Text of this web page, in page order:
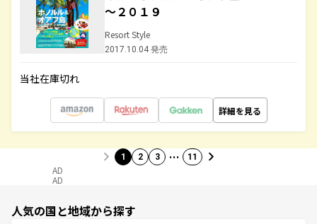
～２０１９
Resort Style
2017.10.04 発売
当社在庫切れ
詳細を見る
1 2 3 … 11
AD
AD
人気の国と地域から探す